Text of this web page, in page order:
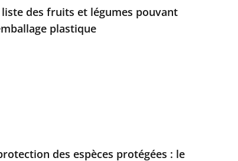
liste des fruits et légumes pouvant
plastique
des espèces protégées : le